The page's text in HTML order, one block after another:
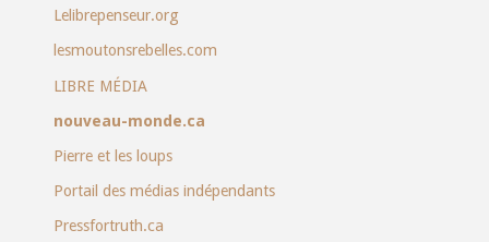
Lelibrepenseur.org
lesmoutonsrebelles.com
LIBRE MÉDIA
nouveau-monde.ca
Pierre et les loups
Portail des médias indépendants
Pressfortruth.ca